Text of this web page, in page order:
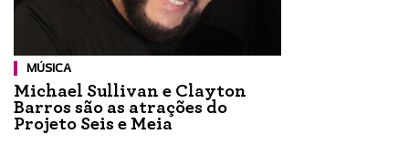
MÚSICA
Michael Sullivan e Clayton
Barros são as atrações do
Projeto Seis e Meia